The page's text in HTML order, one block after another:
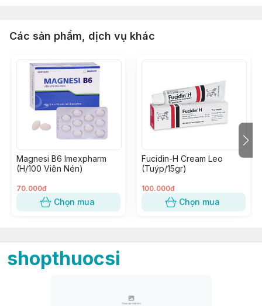
Các sản phẩm, dịch vụ khác
Magnesi B6 Imexpharm
(H/100 Viên Nén)
70.000đ
Chọn mua
Fucidin-H Cream Leo
(Tuýp/15gr)
100.000đ
Chọn mua
shopthuocsi